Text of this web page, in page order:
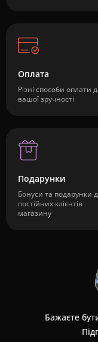
Оплата
Різні способи оплати
вашої зручності
Подарунки
Бонуси та подарунки
постійних клієнтів
магазину
Бажаєте